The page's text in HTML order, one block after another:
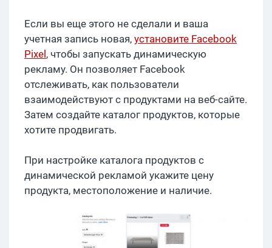
Если вы еще этого не сделали и ваша
учетная запись новая, установите Facebook
Pixel, чтобы запускать динамическую
рекламу. Он позволяет Facebook
отслеживать, как пользователи
взаимодействуют с продуктами на веб-сайте.
Затем создайте каталог продуктов, которые
хотите продвигать.
При настройке каталога продуктов с
динамической рекламой укажите цену
продукта, местоположение и наличие.